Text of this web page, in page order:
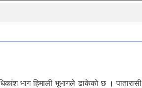
भाग हिमाली भूभागले ढाकेको छ ।